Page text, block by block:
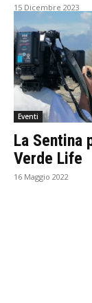
15 Dicembre 2023
Eventi
La Sentina
Verde Life
16 Maggio 2022